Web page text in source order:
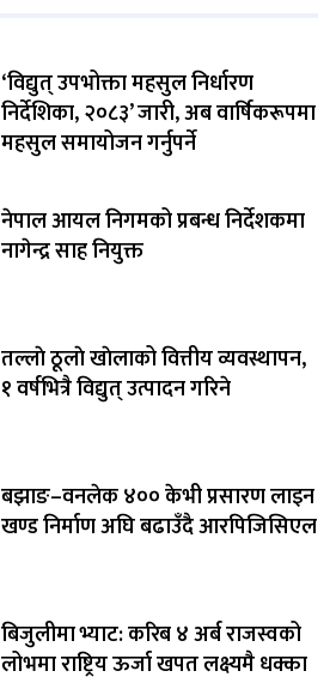
‘विद्युत् उपभोक्ता महसुल निर्धारण
निर्देशिका, २०८३’ जारी, अब वार्षिकरूपमा
महसुल समायोजन गर्नुपर्ने
नेपाल आयल निगमको प्रबन्ध निर्देशकमा
नागेन्द्र साह नियुक्त
तल्लाे ठूलाे खाेलाको वित्तीय व्यवस्थापन,
१ वर्षभित्रै विद्युत् उत्पादन गरिने
बझाङ–वनलेक ४०० केभी प्रसारण लाइन
खण्ड निर्माण अघि बढाउँदै आरपिजिसिएल
बिजुलीमा भ्याट: करिब ४ अर्ब राजस्वको
लोभमा राष्ट्रिय ऊर्जा खपत लक्ष्यमै धक्का